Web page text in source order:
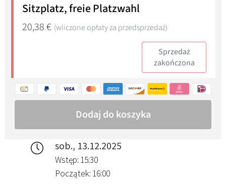
sob., 13.12.2025
Wstęp: 15:30
Początek: 16:00